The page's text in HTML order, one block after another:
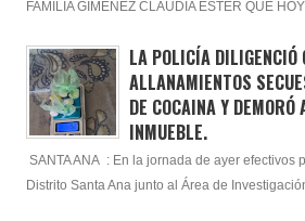
FAMILIA GIMENEZ CLAUDIA ESTER QUE HOY
LA POLICÍA DILIGENCIÓ
ALLANAMIENTOS
DE COCAINA Y
INMUEBLE.
SANTA ANA : En la jornada de ayer efectivos
Distrito Santa Ana junto al Área de